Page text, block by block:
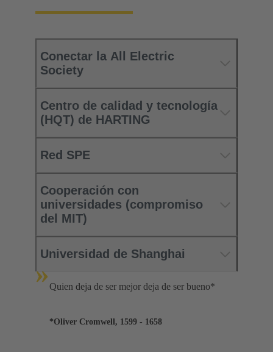
Conectar la All Electric
Society
Centro de calidad y tecnología
(HQT) de HARTING
Red SPE
Cooperación con
universidades (compromiso
del MIT)
Universidad de Shanghai
»Quien deja de ser mejor deja de ser bueno*
*Oliver Cromwell, 1599 - 1658